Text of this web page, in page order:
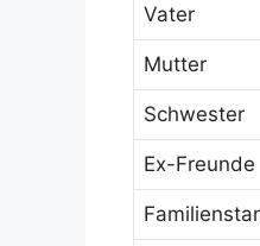
Vater
Mutter
Schwester
Ex-Freunde